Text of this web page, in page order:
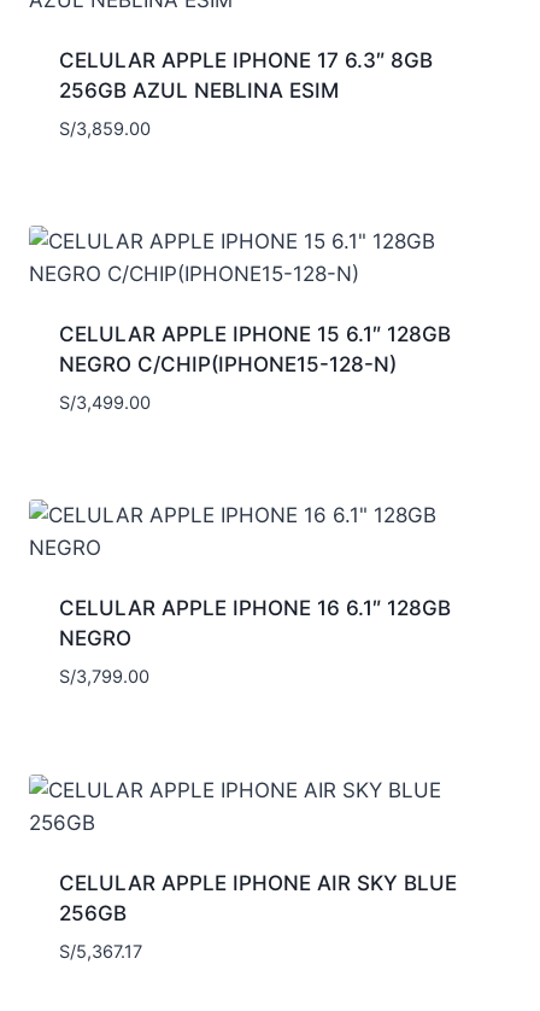
CELULAR APPLE IPHONE 17 6.3″ 8GB
256GB AZUL NEBLINA ESIM
S/3,859.00
CELULAR APPLE IPHONE 15 6.1″ 128GB
NEGRO C/CHIP(IPHONE15-128-N)
S/3,499.00
CELULAR APPLE IPHONE 16 6.1″ 128GB
NEGRO
S/3,799.00
CELULAR APPLE IPHONE AIR SKY BLUE
256GB
S/5,367.17